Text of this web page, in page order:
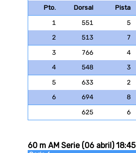
Pto. Dorsal Pista
1
551 5
2
513 7
3
766 4
4
548 3
5
633 2
6
694 8
625
6
60 m AM Serie (06 abril) 18:45